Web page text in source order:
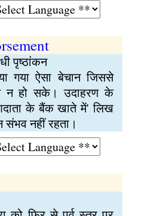
पृष्ठांकन
गया ऐसा बेचान जिससे
न हो सके। उदाहरण के
के बैंक खाते में' लिख
नहीं रहता।